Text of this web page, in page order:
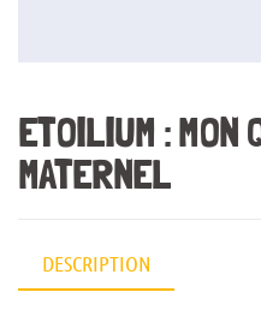
ETOILIUM : MON
MATERNEL
DESCRIPTION